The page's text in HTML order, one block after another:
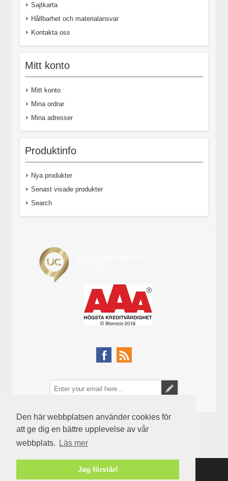
Den här webbplatsen använder cookies för
att ge dig en bättre upplevelse av vår
webbplats.
Läs mer
Jag förstår!
Sajtkarta
Hållbarhet och materialansvar
Kontakta oss
Mitt konto
Mitt konto
Mina ordrar
Mina adresser
Produktinfo
Nya produkter
Senast visade produkter
Search
Powered bynopCommerce